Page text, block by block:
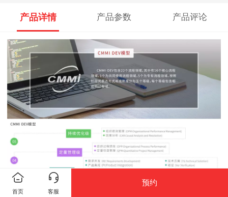
产品详情 产品参数 产品评论
首页 客服
预约